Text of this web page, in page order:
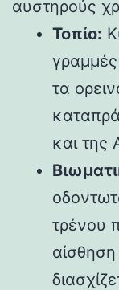
αυστηρούς
Τοπίο:
τα
και της
τρένου